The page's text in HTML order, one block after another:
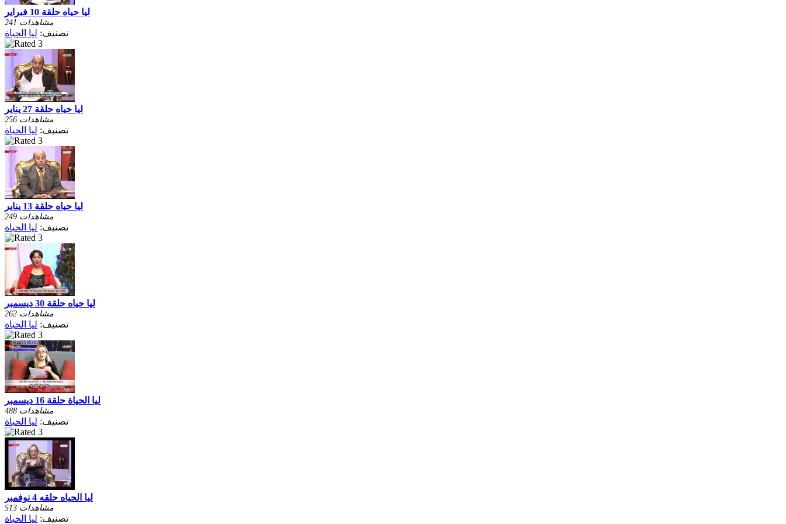
ليا حياه حلقة 10 فبراير
241 مشاهدات
تصنيف: ليا الحياة
ليا حياه حلقة 27 يناير
256 مشاهدات
تصنيف: ليا الحياة
ليا حياه حلقة 13 يناير
249 مشاهدات
تصنيف: ليا الحياة
ليا حياه حلقة 30 ديسمبر
262 مشاهدات
تصنيف: ليا الحياة
ليا الحياة حلقة 16 ديسمبر
488 مشاهدات
تصنيف: ليا الحياة
ليا الحياه حلقه 4 نوفمبر
513 مشاهدات
تصنيف: ليا الحياة